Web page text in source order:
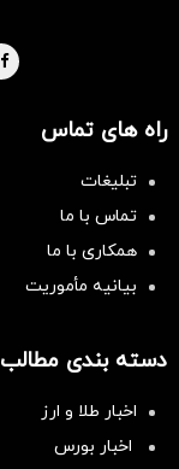
راه های تماس
تبلیغات
تماس با ما
همکاری با ما
بیانیه مأموریت
دسته بندی مطالب
اخبار طلا و ارز
اخبار بورس